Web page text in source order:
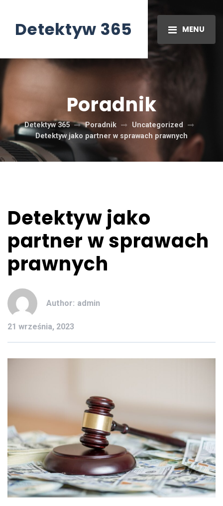
Detektyw 365 MENU
Poradnik
Detektyw 365 Poradnik
Uncategorized
Detektyw jako partner w sprawach prawnych
Detektyw jako
partner w sprawach
prawnych
Author: admin
21 września, 2023